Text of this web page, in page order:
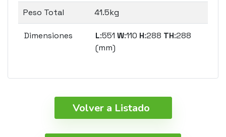
Peso Total 41.5kg
Dimensiones L:551 W:110 H:288 TH:288
(mm)
Volver a Listado